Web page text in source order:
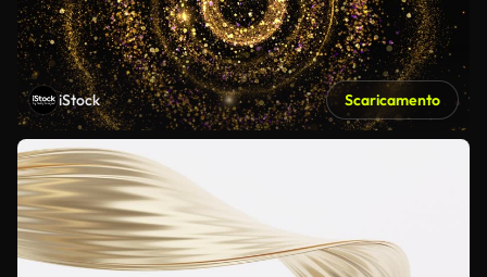
iStock Scaricamento